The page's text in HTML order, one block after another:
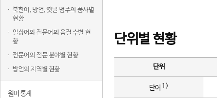
북한어, 방언, 옛말 범주의 품사별
현황
일상어와 전문어의 음절 수별 현
황
전문어의 전문 분야별 현황
방언의 지역별 현황
원어 통계
단위별 현황
단위
단어 1)